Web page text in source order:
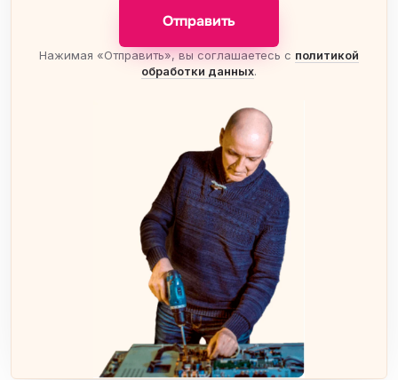
Отправить
Нажимая «Отправить», вы соглашаетесь с политикой
обработки данных.